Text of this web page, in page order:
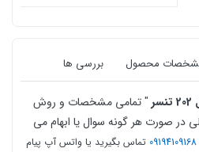
محصول بررسی ها
" تمامی مشخصات و روش
صورت هر گونه سوال یا ابهام می
09194109168 تماس بگیرید یا واتس آپ پیام